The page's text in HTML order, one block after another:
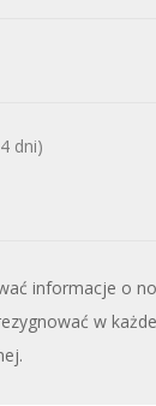
dni)
informacje o
w